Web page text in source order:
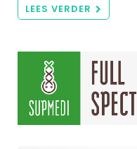
LEES VERDER